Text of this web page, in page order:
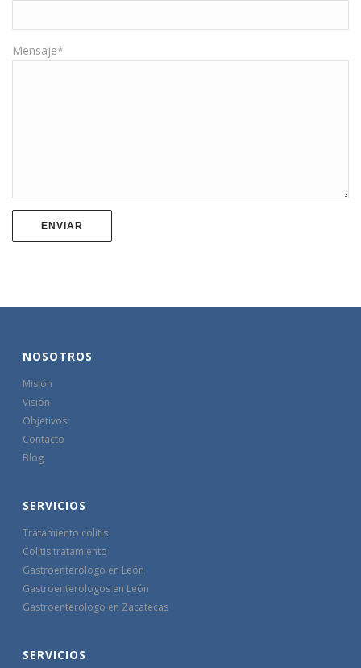
Mensaje*
NOSOTROS
Misión
Visión
Objetivos
Contacto
Blog
SERVICIOS
Tratamiento colitis
Colitis tratamiento
Gastroenterologo en León
Gastroenterologos en León
Gastroenterologo en Zacatecas
SERVICIOS